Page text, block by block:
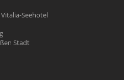
Seehotel
Stadt